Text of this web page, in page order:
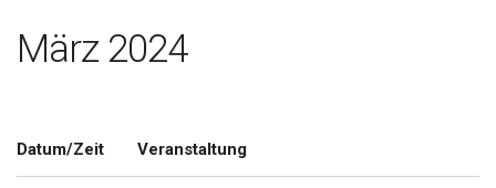
März 2024
Datum/Zeit Veranstaltung